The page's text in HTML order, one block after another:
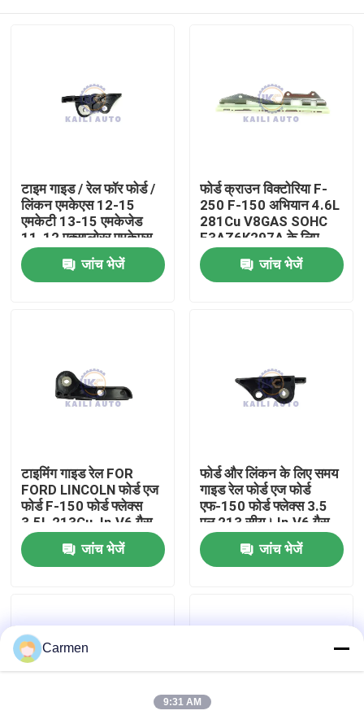
घर
हमारे बारे में
गुणवत्ता नियंत्रण
हमसे संपर्क करें
बोली मांगें
टाइम गाइड / रेल फॉर फोर्ड /
लिंकन एमकेएस 12-15
एमकेटी 13-15 एमकेजेड
11-12 एक्सप्लोरर एमकेएस
फ्लेक्स इंटरसेप्टर
BA5Z6K297B
BA5E6K297BA
जांच भेजें
फोर्ड क्राउन विक्टोरिया F-
250 F-150 अभियान 4.6L
281Cu V8GAS SOHC
F3AZ6K297A के लिए
टमिंग चेन गाइड रेल
जांच भेजें
टाइमिंग गाइड रेल FOR
FORD LINCOLN फोर्ड एज
फोर्ड F-150 फोर्ड फ्लेक्स
3.5L 213Cu. In.V6 गैस
DOHC AT4Z6B274A
जांच भेजें
फोर्ड और लिंकन के लिए समय
गाइड रेल फोर्ड एज फोर्ड
एफ-150 फोर्ड फ्लेक्स 3.5
एल 213 सीयू। In.V6 गैस
DOHC AT4Z6K297B
जांच भेजें
Carmen
9:31 AM